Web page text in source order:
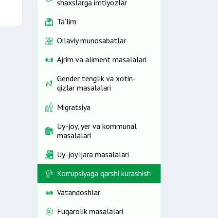
shaxslarga imtiyozlar
Ta’lim
Oilaviy munosabatlar
Ajrim va aliment masalalari
Gender tenglik va xotin-
qizlar masalalari
Migratsiya
Uy-joy, yer va kommunal
masalalari
Uy-joy ijara masalalari
Korrupsiyaga qarshi kurashish
Vatandoshlar
Fuqarolik masalalari